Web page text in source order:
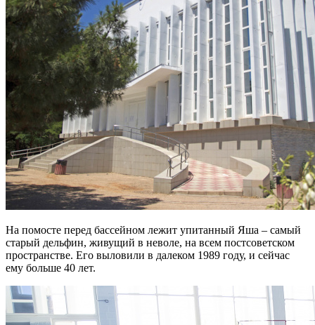
На помосте перед бассейном лежит упитанный Яша – самый
старый дельфин, живущий в неволе, на всем постсоветском
пространстве. Его выловили в далеком 1989 году, и сейчас
ему больше 40 лет.